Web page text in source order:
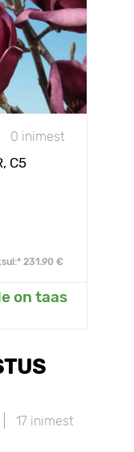
0 inimest
С5
231.90 €
on taas
17 inimest